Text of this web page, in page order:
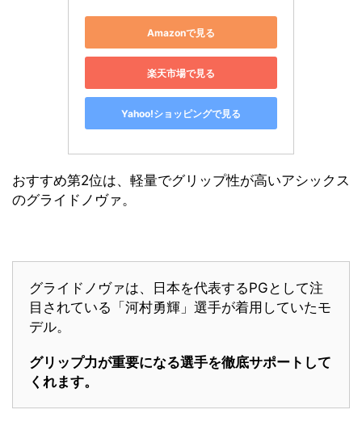
Amazonで見る
楽天市場で見る
Yahoo!ショッピングで見る
おすすめ第2位は、軽量でグリップ性が高いアシックス
のグライドノヴァ。
グライドノヴァは、日本を代表するPGとして注
目されている「河村勇輝」選手が着用していたモ
デル。
グリップ力が重要になる選手を徹底サポートして
くれます。